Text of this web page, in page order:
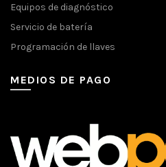
Equipos de diagnóstico
Servicio de batería
Programación de llaves
MEDIOS DE PAGO